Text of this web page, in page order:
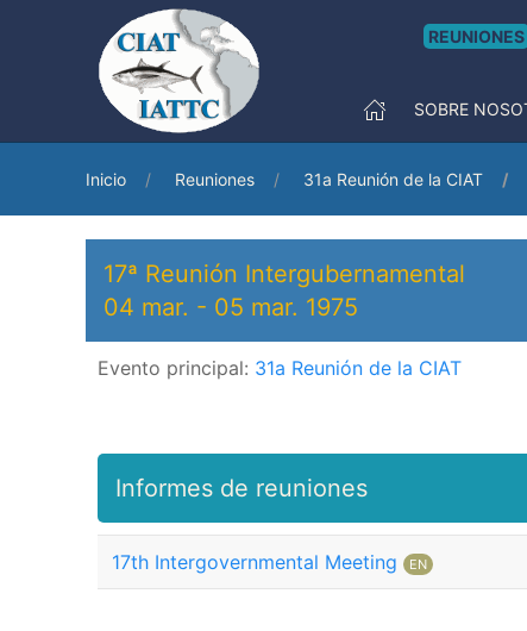
REUNIONES
SOBRE
Inicio Reuniones 31a Reunión de la CIAT
17ª Reunión Intergubernamental
04 mar. - 05 mar. 1975
Evento principal: 31a Reunión de la CIAT
Informes de reuniones
17th Intergovernmental Meeting EN